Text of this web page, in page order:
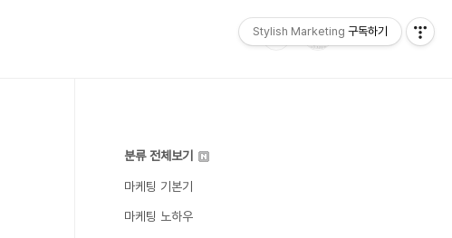
분류 전체보기
마케팅 기본기
마케팅 노하우
Stylish Marketing 구독하기